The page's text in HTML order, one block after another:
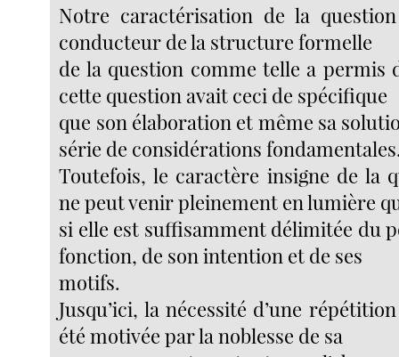
Notre caractérisation de la
conducteur de la structure formelle
de la question comme telle a permis
cette question avait ceci de spécifique
que son élaboration et même sa
série de considérations
Toutefois, le caractère insigne de la
ne peut venir pleinement en lumière
si elle est suffisamment délimitée du
fonction, de son intention et de ses
motifs.
Jusqu’ici, la nécessité d’une
été motivée par la noblesse de sa